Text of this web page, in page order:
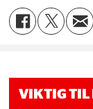
VIKTIG TIL